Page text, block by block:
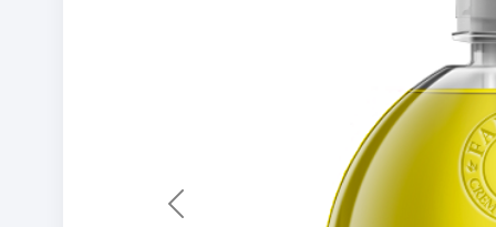
Previous